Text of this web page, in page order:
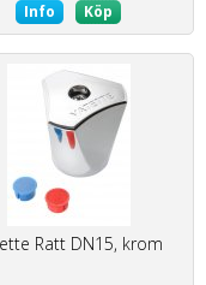
Info Köp
Ratt DN15, krom